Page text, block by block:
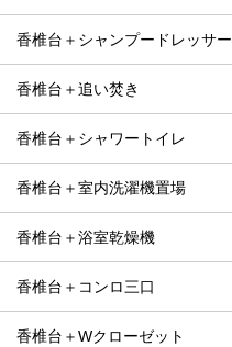
香椎台＋シャンプードレッサー
香椎台＋追い焚き
香椎台＋シャワートイレ
香椎台＋室内洗濯機置場
香椎台＋浴室乾燥機
香椎台＋コンロ三口
香椎台＋Wクローゼット